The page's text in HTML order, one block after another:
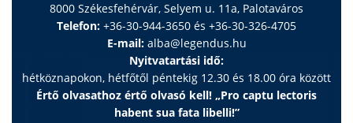
8000 Székesfehérvár, Selyem u. 11a, Palotaváros
Telefon: +36-30-944-3650 és +36-30-326-4705
E-mail: alba@legendus.hu
Nyitvatartási idő:
hétköznapokon, hétfőtől péntekig 12.30 és 18.00 óra között
Értő olvasathoz értő olvasó kell! „Pro captu lectoris
habent sua fata libelli!”